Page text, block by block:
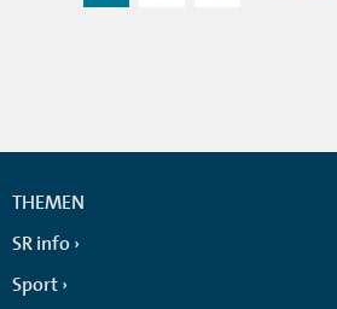
THEMEN
SR info
Sport